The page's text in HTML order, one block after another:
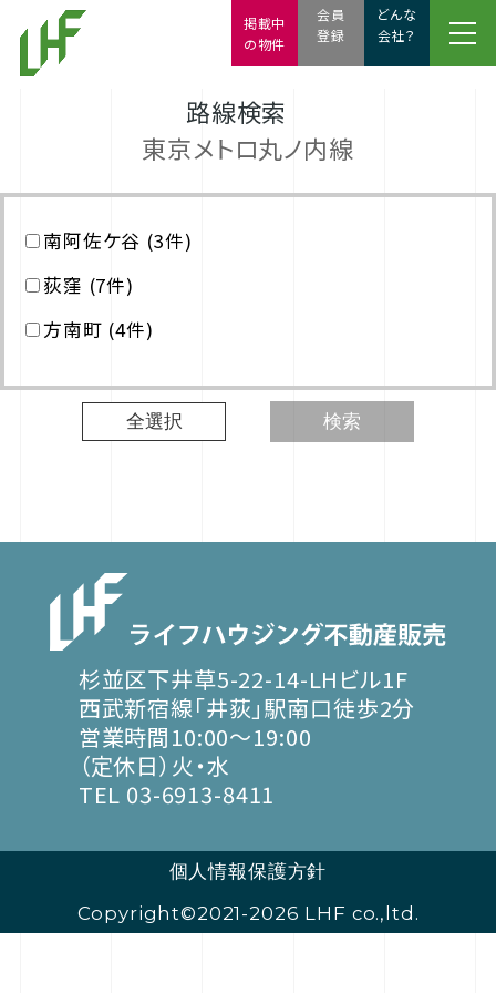
路線検索
東京メトロ丸ノ内線
南阿佐ケ谷 (3件)
荻窪 (7件)
方南町 (4件)
全選択 検索
杉並区下井草5-22-14-LHビル1F
西武新宿線「井荻」駅南口徒歩2分
営業時間10:00～19:00
（定休日）火・水
TEL 03-6913-8411
個人情報保護方針
Copyright©2021-2026 LHF co.,ltd.
会員
登録
どんな
会社？
掲載中
の物件